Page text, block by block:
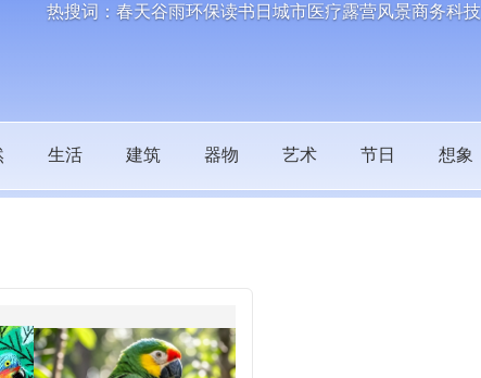
热搜词： 春天谷雨环保读书日 城市医疗露营风景商务科技
生活 建筑 器物 艺术 节日 想象